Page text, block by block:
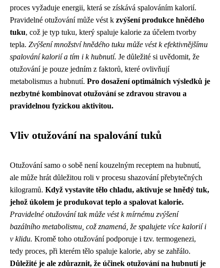
proces vyžaduje energii, která se získává spalováním kalorií.
Pravidelné otužování může vést k zvýšení produkce hnědého
tuku, což je typ tuku, který spaluje kalorie za účelem tvorby
tepla. Zvýšení množství hnědého tuku může vést k efektivnějšímu
spalování kalorií a tím i k hubnutí. Je důležité si uvědomit, že
otužování je pouze jedním z faktorů, které ovlivňují
metabolismus a hubnutí. Pro dosažení optimálních výsledků je
nezbytné kombinovat otužování se zdravou stravou a
pravidelnou fyzickou aktivitou.
Vliv otužování na spalování tuků
Otužování samo o sobě není kouzelným receptem na hubnutí,
ale může hrát důležitou roli v procesu shazování přebytečných
kilogramů. Když vystavíte tělo chladu, aktivuje se hnědý tuk,
jehož úkolem je produkovat teplo a spalovat kalorie.
Pravidelné otužování tak může vést k mírnému zvýšení
bazálního metabolismu, což znamená, že spalujete více kalorií i
v klidu. Kromě toho otužování podporuje i tzv. termogenezi,
tedy proces, při kterém tělo spaluje kalorie, aby se zahřálo.
Důležité je ale zdůraznit, že účinek otužování na hubnutí je